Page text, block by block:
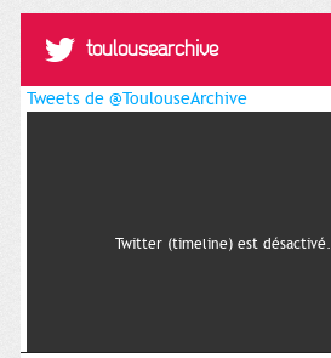
@toulousearchive
Tweets de @ToulouseArchive
Twitter (timeline) est désactivé.